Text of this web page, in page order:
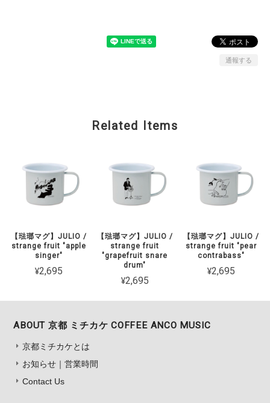
通報する
Related Items
【琺瑯マグ】JULIO /
strange fruit "apple
singer"
¥2,695
【琺瑯マグ】JULIO /
strange fruit
"grapefruit snare
drum"
¥2,695
【琺瑯マグ】JULIO /
strange fruit "pear
contrabass"
¥2,695
ABOUT 京都 ミチカケ COFFEE ANCO MUSIC
京都ミチカケとは
お知らせ｜営業時間
Contact Us